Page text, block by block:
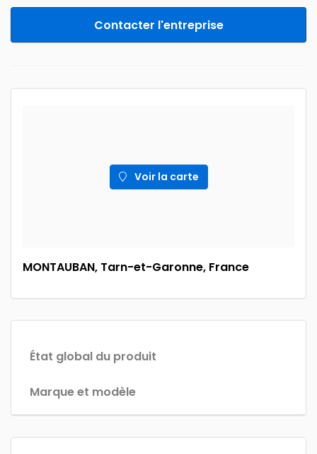
Contacter l'entreprise
Voir la carte
MONTAUBAN, Tarn-et-Garonne, France
État global du produit
Marque et modèle